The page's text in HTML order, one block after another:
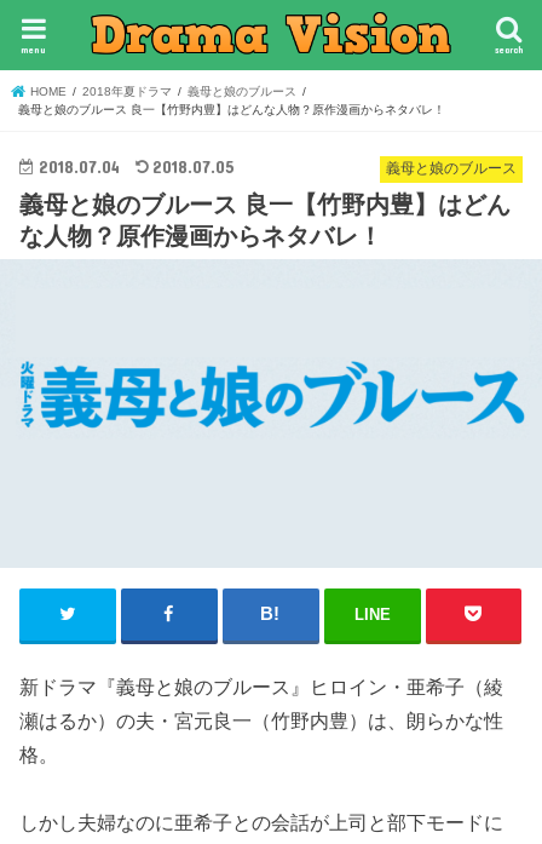
search
menu
HOME 2018年夏ドラマ
義母と娘のブルース
義母と娘のブルース 良一【竹野内豊】はどんな人物？原作漫画からネタバレ！
義母と娘のブルース
2018.07.04 2018.07.05
義母と娘のブルース 良一【竹野内豊】はどん
な人物？原作漫画からネタバレ！
LINE
新ドラマ『義母と娘のブルース』ヒロイン・亜希子（綾
瀬はるか）の夫・宮元良一（竹野内豊）は、朗らかな性
格。
しかし夫婦なのに亜希子との会話が上司と部下モードに